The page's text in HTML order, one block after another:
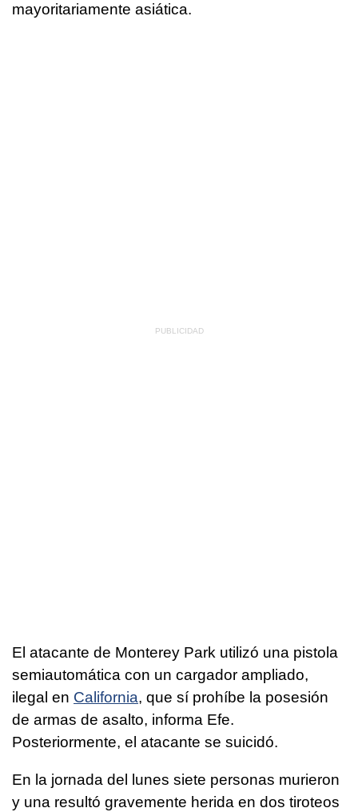
mayoritariamente asiática.
El atacante de Monterey Park utilizó una pistola
semiautomática con un cargador ampliado,
ilegal en California, que sí prohíbe la posesión
de armas de asalto, informa Efe.
Posteriormente, el atacante se suicidó.
En la jornada del lunes siete personas murieron
y una resultó gravemente herida en dos tiroteos